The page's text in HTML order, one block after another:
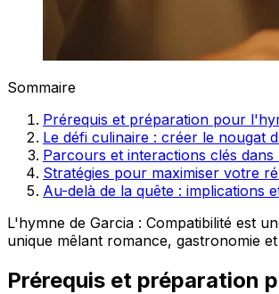
Sommaire
Prérequis et préparation pour
Le défi culinaire : créer le nougat
Parcours et interactions clés dans
Stratégies pour maximiser votre
Au-delà de la quête : implications
L'hymne de Garcia : Compatibilité est
unique mêlant romance, gastronomie
Prérequis et préparation